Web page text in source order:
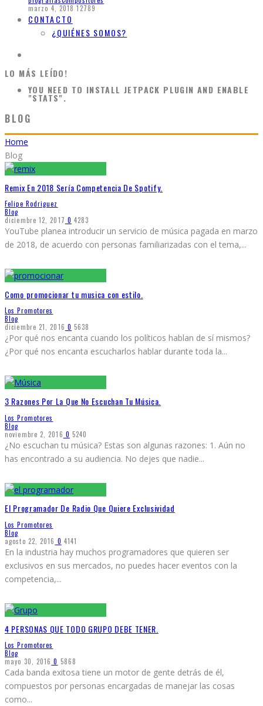
marzo 4, 2018 12789
CONTACTO
¿QUIÉNES SOMOS?
LO MÁS LEÍDO!
YOU NEED TO INSTALL JETPACK PLUGIN AND ENABLE
"STATS".
BLOG
Home
Blog
Remix En 2018 Sería Competencia De Spotify.
Felipe Rodriguez
Blog
diciembre 12, 2017 0 4283
YouTube planea introducir un servicio de música pagada en marzo
de 2018, de acuerdo con personas familiarizadas con el tema,...
Como promocionar tu musica con estilo.
Los Promotores
Blog
diciembre 21, 2016 0 5638
¿Por qué nos encanta cuando los políticos hablan de sí mismos?
¿Por qué nos encanta escucharlos hablar durante toda la...
3 Razones Por La Que No Escuchan Tu Música.
Los Promotores
Blog
noviembre 2, 2016 0 5240
¿No escuchan tu música? Estas son algunas razones: 1. Aún no
has encontrado a su audiencia. No dejes que nadie...
El Programador De Radio Que Quiere Exclusividad
Los Promotores
Blog
agosto 22, 2016 0 4141
En la industria hay muchos programadores que quieren ser
exclusivos en sus mercados, no puedes hacer eventos con la
competencia,...
4 PERSONAS QUE TODO GRUPO DEBE TENER.
Los Promotores
Blog
mayo 30, 2016 0 5868
Cada banda exitosa tiene un motor de gente detrás de él,
compuestos por personas encargadas de manejar las cosas
como...